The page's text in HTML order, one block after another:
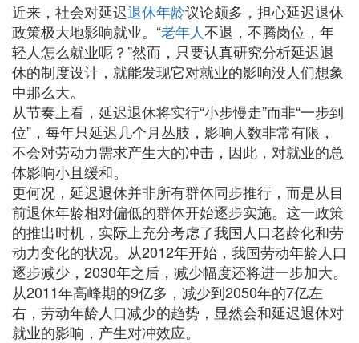
近来，社会对延迟退休年龄议论颇多，担心延迟退休
政策极大地影响就业。“老年人不退，不腾岗位，年
轻人怎么就业呢？”然而，只要认真研究分析延迟退
休的制度设计，就能发现它对就业的影响没人们想象
中那么大。
从节奏上看，延迟退休将实行“小步慢走”而非“一步到
位”，每年只延迟几个月丛肢，影响人数非常有限，
不会对劳动力需求产生大的冲击，因此，对就业的总
体影响小且缓和。
更何况，延迟退休并非所有群体同步推行，而是从目
前退休年龄相对偏低的群体开始逐步实施。这一政策
的推出时机，实际上充分考虑了我国人口老龄化和劳
动力变化的状况。从2012年开始，我国劳动年龄人口
逐步减少，2030年之后，减少幅度还将进一步加大。
从2011年高峰期的9亿多，减少到2050年的7亿左
右，劳动年龄人口减少的趋势，显然会和延迟退休对
就业的影响，产生对冲效应。